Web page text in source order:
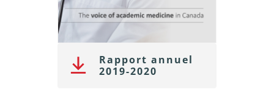
Rapport annuel
2019-2020